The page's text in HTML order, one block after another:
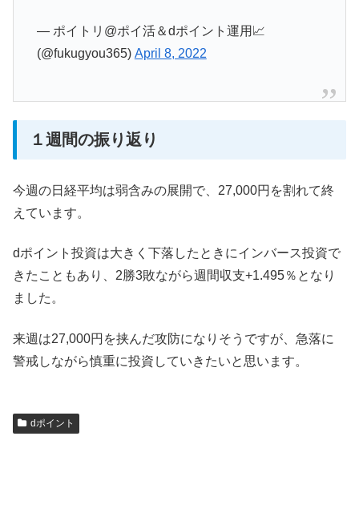
— ポイトリ@ポイ活＆dポイント運用📈
(@fukugyou365) April 8, 2022
１週間の振り返り
今週の日経平均は弱含みの展開で、27,000円を割れて終
えています。
dポイント投資は大きく下落したときにインバース投資で
きたこともあり、2勝3敗ながら週間収支+1.495％となり
ました。
来週は27,000円を挟んだ攻防になりそうですが、急落に
警戒しながら慎重に投資していきたいと思います。
dポイント